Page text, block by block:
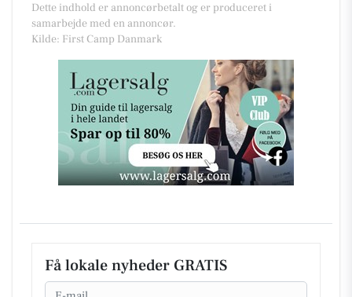
Dette indhold er annoncørbetalt og er produceret i
samarbejde med en annoncør.
Kilde: First Camp Danmark
Få lokale nyheder GRATIS
Email